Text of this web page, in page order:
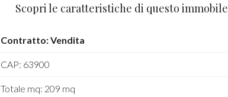
Scopri le caratteristiche di questo immobile
Contratto: Vendita
CAP: 63900
Totale mq: 209 mq